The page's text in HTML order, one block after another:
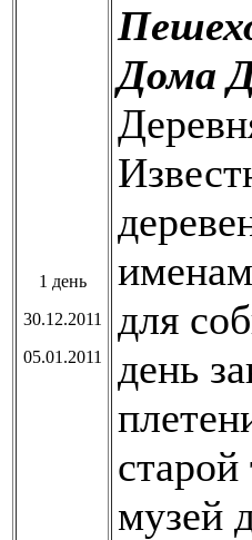
1 день
30.12.2011
05.01.2011
Дома
для
день
музей